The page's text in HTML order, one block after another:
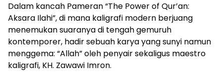
Dalam kancah Pameran “The Power of Qur’an:
Aksara Ilahi”, di mana kaligrafi modern berjuang
menemukan suaranya di tengah gemuruh
kontemporer, hadir sebuah karya yang sunyi namun
menggema: “Allah” oleh penyair sekaligus maestro
kaligrafi, KH. Zawawi Imron.